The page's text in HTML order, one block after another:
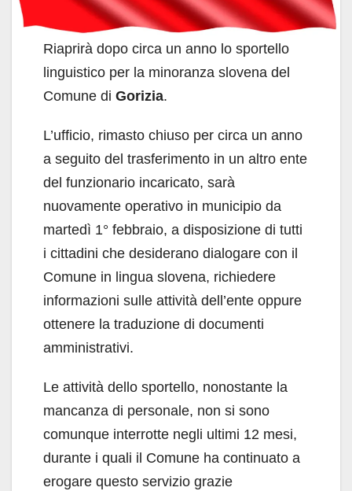
Riaprirà dopo circa un anno lo sportello
linguistico per la minoranza slovena del
Comune di Gorizia.
L’ufficio, rimasto chiuso per circa un anno
a seguito del trasferimento in un altro ente
del funzionario incaricato, sarà
nuovamente operativo in municipio da
martedì 1° febbraio, a disposizione di tutti
i cittadini che desiderano dialogare con il
Comune in lingua slovena, richiedere
informazioni sulle attività dell’ente oppure
ottenere la traduzione di documenti
amministrativi.
Le attività dello sportello, nonostante la
mancanza di personale, non si sono
comunque interrotte negli ultimi 12 mesi,
durante i quali il Comune ha continuato a
erogare questo servizio grazie